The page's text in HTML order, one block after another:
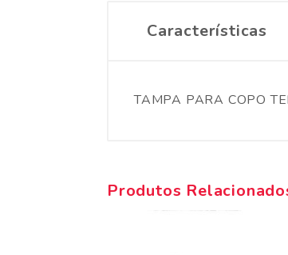
Características
TAMPA PARA COPO
Produtos